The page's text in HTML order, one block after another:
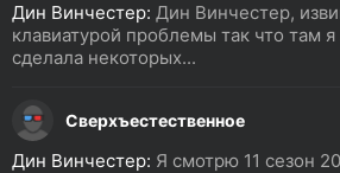
Дин Винчестер: Дин Винчестер,
клавиатурой проблемы так что там я
сделала некоторых...
Сверхъестественное
Дин Винчестер: Я смотрю 11 сезон